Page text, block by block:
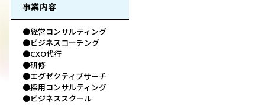
事業内容
●経営コンサルティング
●ビジネスコーチング
●CXO代行
●研修
●エグゼクティブサーチ
●採用コンサルティング
●ビジネススクール